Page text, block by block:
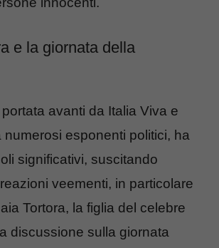
e la giornata della
avanti da Italia Viva e
numerosi esponenti politici, ha
significativi, suscitando
veementi, in particolare
Tortora, la figlia del celebre
discussione sulla giornata